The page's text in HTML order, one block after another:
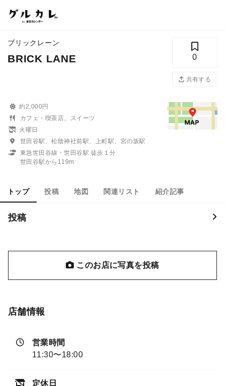
ブリックレーン
BRICK LANE 0
共有する
約2,000円
カフェ・喫茶店、スイーツ
火曜日
世田谷駅、松陰神社前駅、上町駅、宮の坂駅
東急世田谷線・世田谷駅 徒歩１分
世田谷駅から119m
トップ 投稿 地図 関連リスト 紹介記事
投稿
このお店に写真を投稿
店舗情報
営業時間
11:30〜18:00
定休日